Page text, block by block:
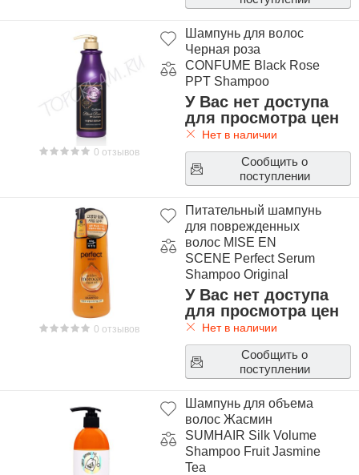
0 отзывов
Шампунь для волос
Черная роза
CONFUME Black Rose
PPT Shampoo
У Вас нет доступа
для просмотра цен
Нет в наличии
Сообщить о
поступлении
0 отзывов
Питательный шампунь
для поврежденных
волос MISE EN
SCENE Perfect Serum
Shampoo Original
У Вас нет доступа
для просмотра цен
Нет в наличии
Сообщить о
поступлении
Шампунь для объема
волос Жасмин
SUMHAIR Silk Volume
Shampoo Fruit Jasmine
Tea